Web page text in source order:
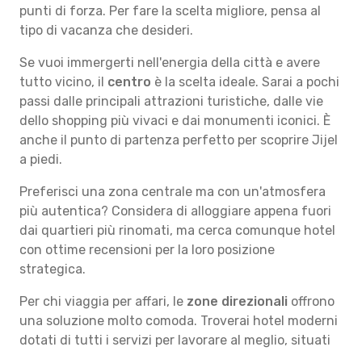
punti di forza. Per fare la scelta migliore, pensa al
tipo di vacanza che desideri.
Se vuoi immergerti nell'energia della città e avere
tutto vicino, il centro è la scelta ideale. Sarai a pochi
passi dalle principali attrazioni turistiche, dalle vie
dello shopping più vivaci e dai monumenti iconici. È
anche il punto di partenza perfetto per scoprire Jijel
a piedi.
Preferisci una zona centrale ma con un'atmosfera
più autentica? Considera di alloggiare appena fuori
dai quartieri più rinomati, ma cerca comunque hotel
con ottime recensioni per la loro posizione
strategica.
Per chi viaggia per affari, le zone direzionali offrono
una soluzione molto comoda. Troverai hotel moderni
dotati di tutti i servizi per lavorare al meglio, situati